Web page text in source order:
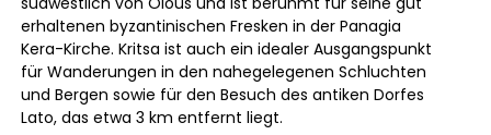
erhaltenen byzantinischen Fresken in der Panagia
Kera-Kirche. Kritsa ist auch ein idealer Ausgangspunkt
für Wanderungen in den nahegelegenen Schluchten
und Bergen sowie für den Besuch des antiken Dorfes
Lato, das etwa 3 km entfernt liegt.